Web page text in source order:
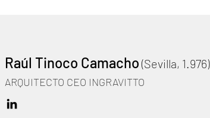
Raúl Tinoco Camacho(Sevilla, 1.976)
ARQUITECTO CEO INGRAVITTO